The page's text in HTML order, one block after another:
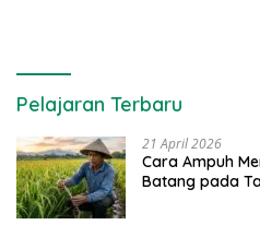
Pelajaran Terbaru
21 April 2026
Cara Ampuh
Batang pada